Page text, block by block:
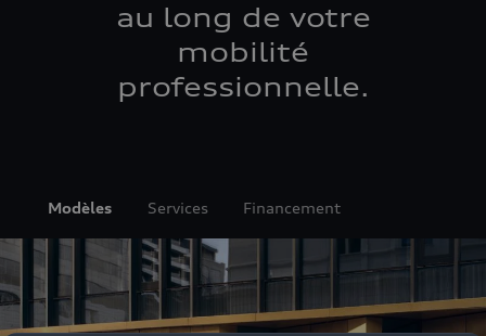
au long de votre
mobilité
professionnelle.
Modèles Services Financement